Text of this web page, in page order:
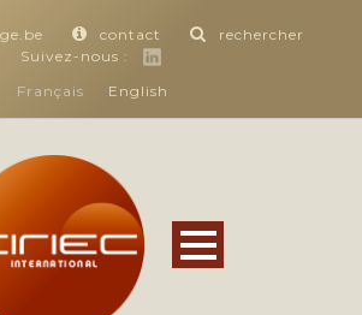
contact
rechercher
Suivez-nous :
Français
English